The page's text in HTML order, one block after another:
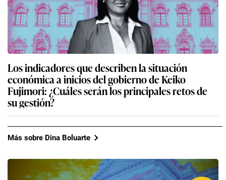
Los indicadores que describen la situación
económica a inicios del gobierno de Keiko
Fujimori: ¿Cuáles serán los principales retos de
su gestión?
Más sobre Dina Boluarte